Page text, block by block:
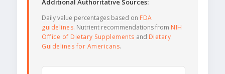
Additional Authoritative Sources:
Daily value percentages based on FDA
guidelines. Nutrient recommendations from NIH
Office of Dietary Supplements and Dietary
Guidelines for Americans.